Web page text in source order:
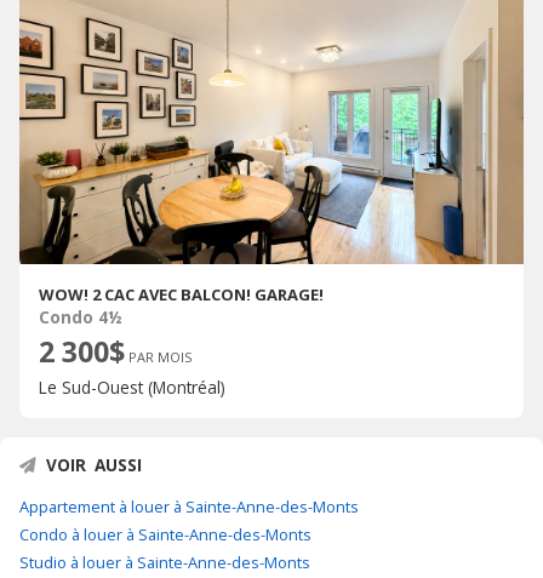
WOW! 2 CAC AVEC BALCON! GARAGE!
Condo 4½
2 300$ PAR MOIS
Le Sud-Ouest (Montréal)
VOIR AUSSI
Appartement à louer à Sainte-Anne-des-Monts
Condo à louer à Sainte-Anne-des-Monts
Studio à louer à Sainte-Anne-des-Monts